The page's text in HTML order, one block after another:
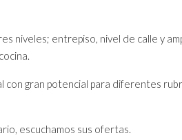
niveles; entrepiso, nivel de calle y
con gran potencial para diferentes
escuchamos sus ofertas.